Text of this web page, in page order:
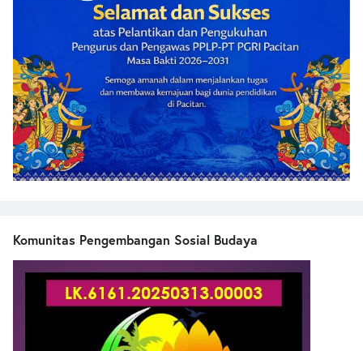
Komunitas Pengembangan Sosial Budaya